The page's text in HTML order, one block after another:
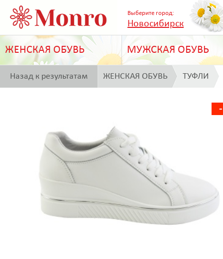
Выберите город:
Новосибирск
ЖЕНСКАЯ ОБУВЬ МУЖСКАЯ ОБУВЬ
Назад к результатам ЖЕНСКАЯ ОБУВЬ ТУФЛИ